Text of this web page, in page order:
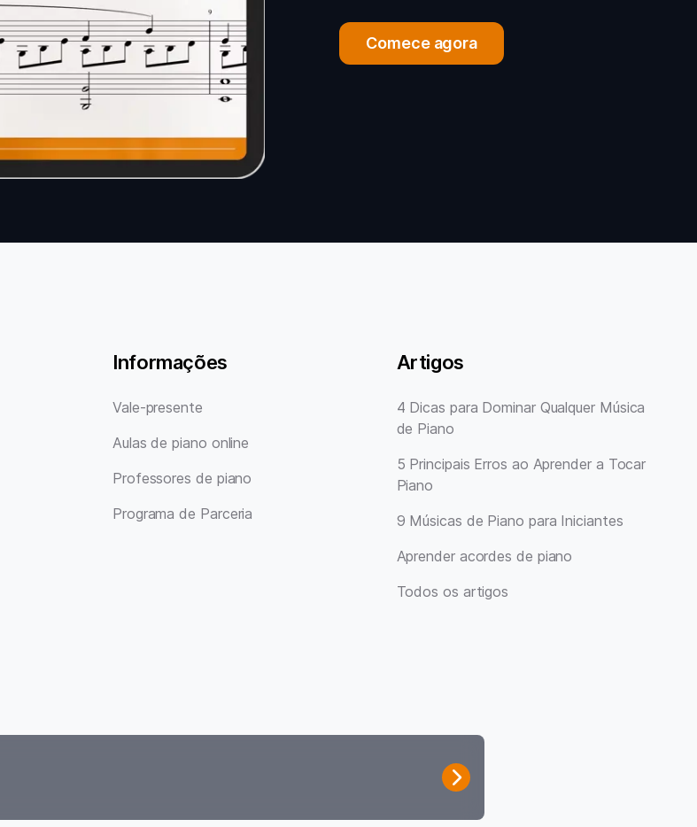
Comece agora
Informações
Vale-presente
Aulas de piano online
Professores de piano
Programa de Parceria
Artigos
4 Dicas para Dominar Qualquer Música
de Piano
5 Principais Erros ao Aprender a Tocar
Piano
9 Músicas de Piano para Iniciantes
Aprender acordes de piano
Todos os artigos